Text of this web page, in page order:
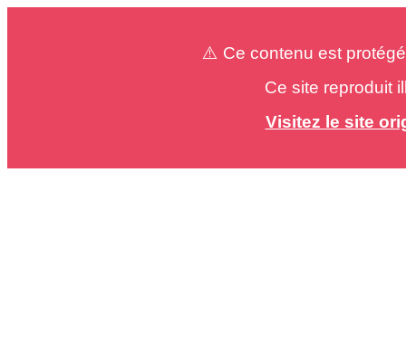
⚠️ Ce contenu est
Ce site reproduit
Visitez le site